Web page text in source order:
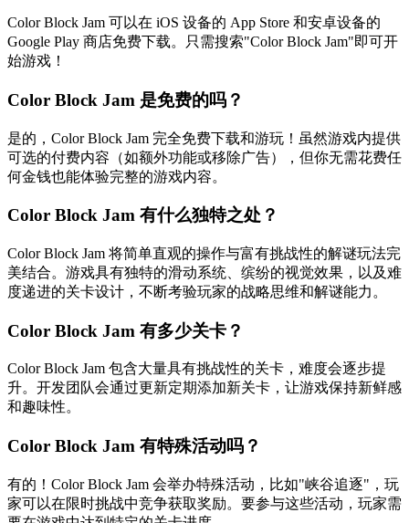
Color Block Jam 可以在 iOS 设备的 App Store 和安卓设备的
Google Play 商店免费下载。只需搜索"Color Block Jam"即可开
始游戏！
Color Block Jam 是免费的吗？
是的，Color Block Jam 完全免费下载和游玩！虽然游戏内提供
可选的付费内容（如额外功能或移除广告），但你无需花费任
何金钱也能体验完整的游戏内容。
Color Block Jam 有什么独特之处？
Color Block Jam 将简单直观的操作与富有挑战性的解谜玩法完
美结合。游戏具有独特的滑动系统、缤纷的视觉效果，以及难
度递进的关卡设计，不断考验玩家的战略思维和解谜能力。
Color Block Jam 有多少关卡？
Color Block Jam 包含大量具有挑战性的关卡，难度会逐步提
升。开发团队会通过更新定期添加新关卡，让游戏保持新鲜感
和趣味性。
Color Block Jam 有特殊活动吗？
有的！Color Block Jam 会举办特殊活动，比如"峡谷追逐"，玩
家可以在限时挑战中竞争获取奖励。要参与这些活动，玩家需